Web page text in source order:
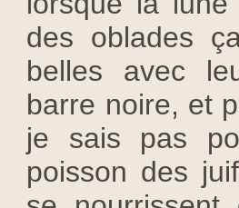
des oblades
belles avec
barre noire, et
je sais pas
poisson des